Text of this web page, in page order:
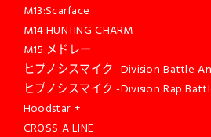
M13:Scarface
M14:HUNTING CHARM
M15:メドレー
ヒプノシスマイク -Division Battle
ヒプノシスマイク -Division Rap
Hoodstar +
CROSS A LINE